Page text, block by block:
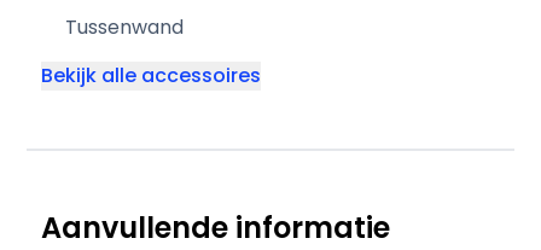
Tussenwand
Bekijk alle accessoires
Aanvullende informatie